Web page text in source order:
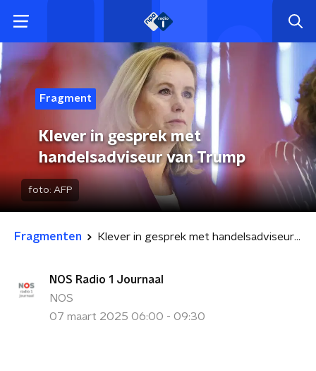
Fragment
Klever in gesprek met
handelsadviseur van Trump
foto: AFP
Fragmenten Klever in gesprek met handelsadviseur van Trump
NOS Radio 1 Journaal
NOS
07 maart 2025 06:00 - 09:30